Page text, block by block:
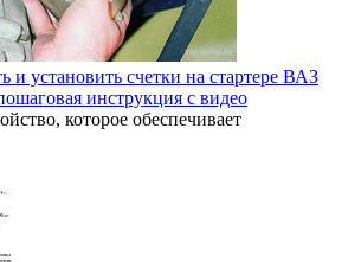
и установить счетки на стартере ВАЗ
инструкция с видео
которое обеспечивает